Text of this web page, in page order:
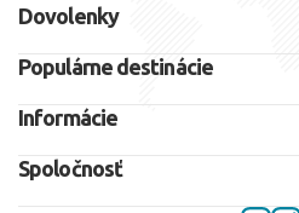
Dovolenky
Populárne destinácie
Informácie
Spoločnosť